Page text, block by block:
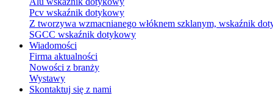
Pcv wskaźnik dotykowy
Z tworzywa wzmacnianego włóknem szklanym, wskaźnik
SGCC wskaźnik dotykowy
Wiadomości
Firma aktualności
Nowości z branży
Wystawy
Skontaktuj się z nami